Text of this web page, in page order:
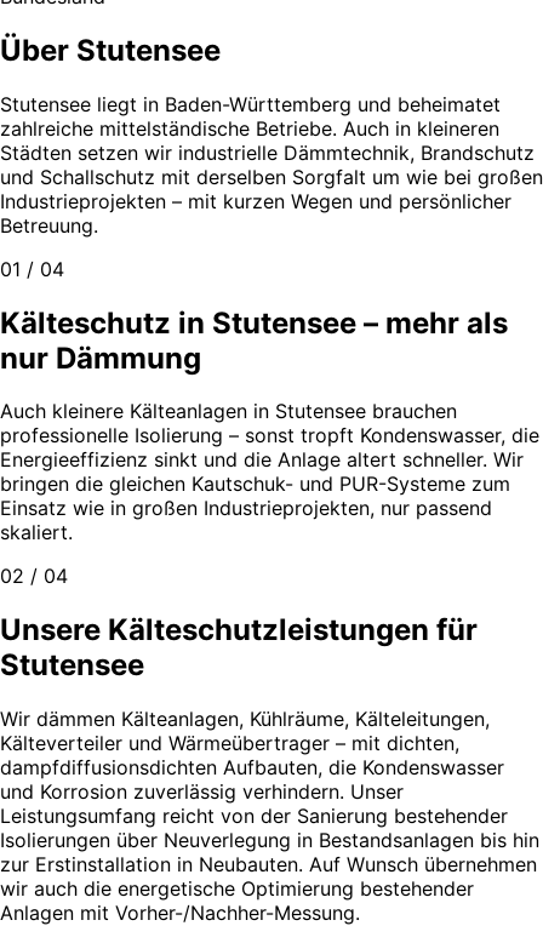
Über Stutensee
Stutensee liegt in Baden-Württemberg und beheimatet
zahlreiche mittelständische Betriebe. Auch in kleineren
Städten setzen wir industrielle Dämmtechnik, Brandschutz
und Schallschutz mit derselben Sorgfalt um wie bei großen
Industrieprojekten – mit kurzen Wegen und persönlicher
Betreuung.
01 / 04
Kälteschutz in Stutensee – mehr als
nur Dämmung
Auch kleinere Kälteanlagen in Stutensee brauchen
professionelle Isolierung – sonst tropft Kondenswasser, die
Energieeffizienz sinkt und die Anlage altert schneller. Wir
bringen die gleichen Kautschuk- und PUR-Systeme zum
Einsatz wie in großen Industrieprojekten, nur passend
skaliert.
02 / 04
Unsere Kälteschutzleistungen für
Stutensee
Wir dämmen Kälteanlagen, Kühlräume, Kälteleitungen,
Kälteverteiler und Wärmeübertrager – mit dichten,
dampfdiffusionsdichten Aufbauten, die Kondenswasser
und Korrosion zuverlässig verhindern. Unser
Leistungsumfang reicht von der Sanierung bestehender
Isolierungen über Neuverlegung in Bestandsanlagen bis hin
zur Erstinstallation in Neubauten. Auf Wunsch übernehmen
wir auch die energetische Optimierung bestehender
Anlagen mit Vorher-/Nachher-Messung.